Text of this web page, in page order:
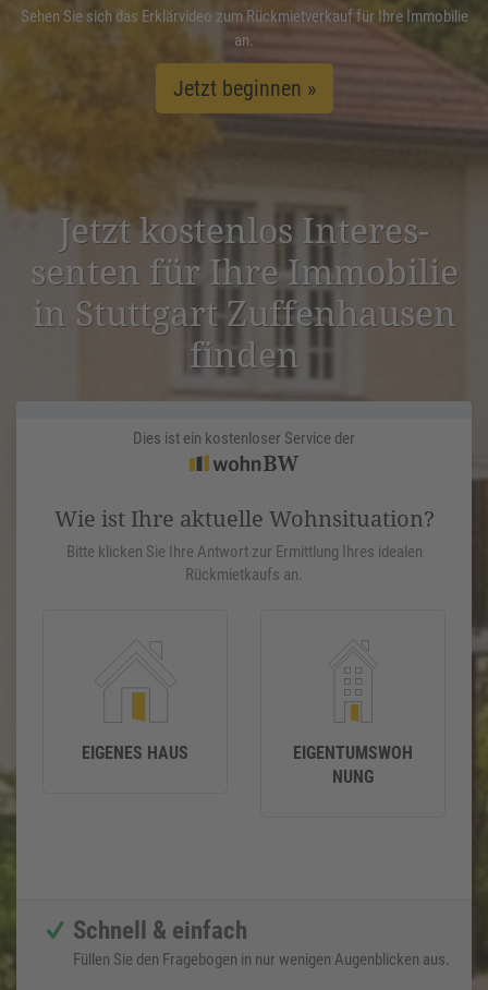
Sehen Sie sich das Erklärvideo zum Rückmietverkauf für Ihre Immobilie
an.
Jetzt beginnen »
Jetzt kostenlos Inter­es­
senten für Ihre Immobilie
in Stuttgart Zuffen­hausen
finden
Dies ist ein kostenloser Service der
Wie ist Ihre aktuelle Wohnsituation?
Bitte klicken Sie Ihre Antwort zur Ermittlung Ihres idealen
Rückmietkaufs an.
EIGENES HAUS
EIGENTUMSWOH
NUNG
Schnell & einfach
Füllen Sie den Fragebogen in nur wenigen Augenblicken aus.